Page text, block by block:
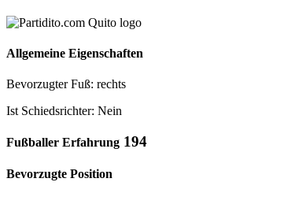
Allgemeine Eigenschaften
Bevorzugter Fuß: rechts
Ist Schiedsrichter: Nein
Fußballer Erfahrung 194
Bevorzugte Position